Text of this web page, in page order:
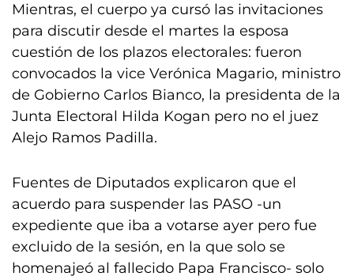
Mientras, el cuerpo ya cursó las invitaciones
para discutir desde el martes la esposa
cuestión de los plazos electorales: fueron
convocados la vice Verónica Magario, ministro
de Gobierno Carlos Bianco, la presidenta de la
Junta Electoral Hilda Kogan pero no el juez
Alejo Ramos Padilla.
Fuentes de Diputados explicaron que el
acuerdo para suspender las PASO -un
expediente que iba a votarse ayer pero fue
excluido de la sesión, en la que solo se
homenajeó al fallecido Papa Francisco- solo